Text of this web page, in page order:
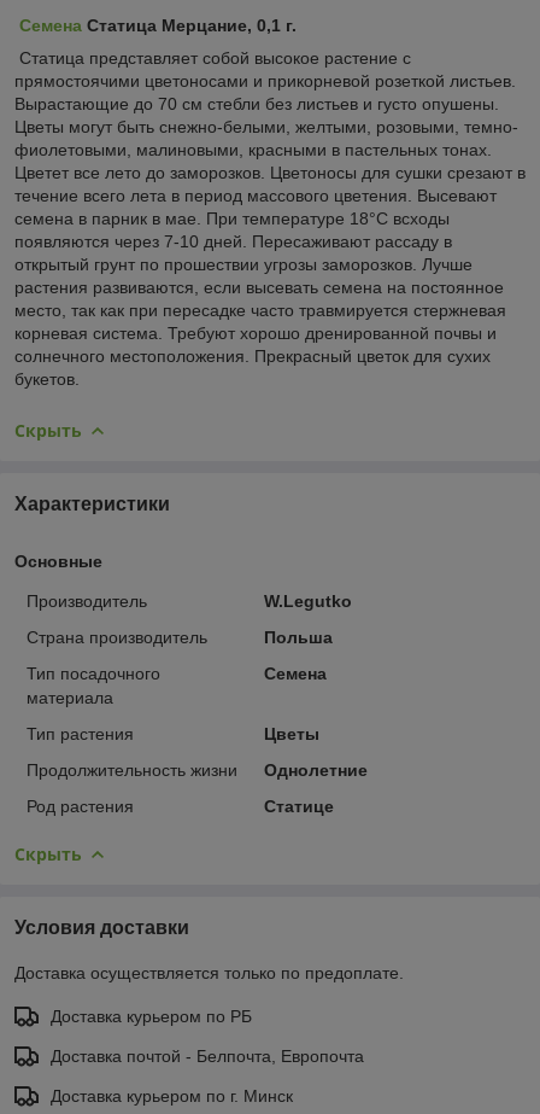
Семена Статица Мерцание, 0,1 г.
Статица представляет собой высокое растение с
прямостоячими цветоносами и прикорневой розеткой листьев.
Вырастающие до 70 см стебли без листьев и густо опушены.
Цветы могут быть снежно-белыми, желтыми, розовыми, темно-
фиолетовыми, малиновыми, красными в пастельных тонах.
Цветет все лето до заморозков. Цветоносы для сушки срезают в
течение всего лета в период массового цветения. Высевают
семена в парник в мае. При температуре 18°С всходы
появляются через 7-10 дней. Пересаживают рассаду в
открытый грунт по прошествии угрозы заморозков. Лучше
растения развиваются, если высевать семена на постоянное
место, так как при пересадке часто травмируется стержневая
корневая система. Требуют хорошо дренированной почвы и
солнечного местоположения. Прекрасный цветок для сухих
букетов.
Скрыть
Характеристики
Основные
Производитель
W.Legutko
Страна производитель
Польша
Тип посадочного
материала
Семена
Тип растения
Цветы
Продолжительность жизни
Однолетние
Род растения
Статице
Скрыть
Условия доставки
Доставка осуществляется только по предоплате.
Доставка курьером по РБ
Доставка почтой - Белпочта, Европочта
Доставка курьером по г. Минск